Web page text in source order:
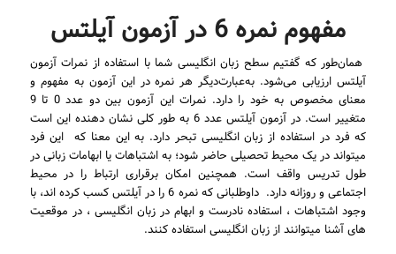
مفهوم نمره 6 در آزمون آیلتس
همان‌طور که گفتیم سطح زبان انگلیسی شما با استفاده از نمرات آزمون
آیلتس ارزیابی می‌شود. به‌عبارت‌دیگر هر نمره در این آزمون به مفهوم و
معنای مخصوص به خود را دارد. نمرات این آزمون بین دو عدد 0 تا 9
متغییر است. در آزمون آیلتس عدد 6 به طور کلی نشان دهنده این است
که فرد در استفاده از زبان انگلیسی تبحر دارد. به این معنا که این فرد
میتواند در یک محیط تحصیلی حاضر شود؛ به اشتباهات یا ابهامات زبانی در
طول تدریس واقف است. همچنین امکان برقراری ارتباط را در محیط
اجتماعی و روزانه دارد. داوطلبانی که نمره 6 را در آیلتس کسب کرده اند، با
وجود اشتباهات ، استفاده نادرست و ابهام در زبان انگلیسی ، در موقعیت
های آشنا میتوانند از زبان انگلیسی استفاده کنند.